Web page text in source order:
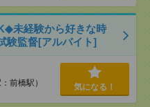
未経験から好きな時
験監督[アルバイト]
前橋駅） 気になる！